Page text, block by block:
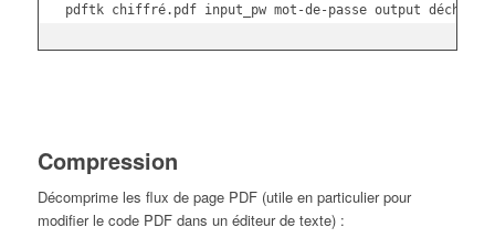
pdftk chiffré.pdf input_pw mot-de-passe output
Compression
Décomprime les flux de page PDF (utile en particulier pour
modifier le code PDF dans un éditeur de texte) :